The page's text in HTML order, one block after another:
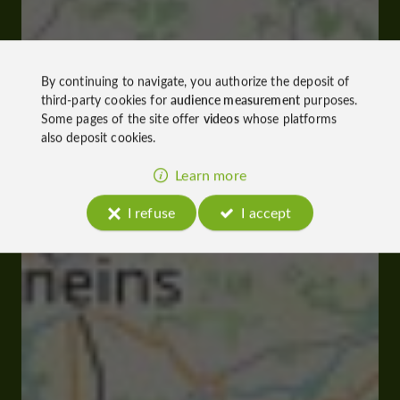
By continuing to navigate, you authorize the deposit of
third-party cookies foraudience measurementpurposes.
Some pages of the site offer videoswhose platforms
also deposit cookies.
Learn more
I refuse
I accept